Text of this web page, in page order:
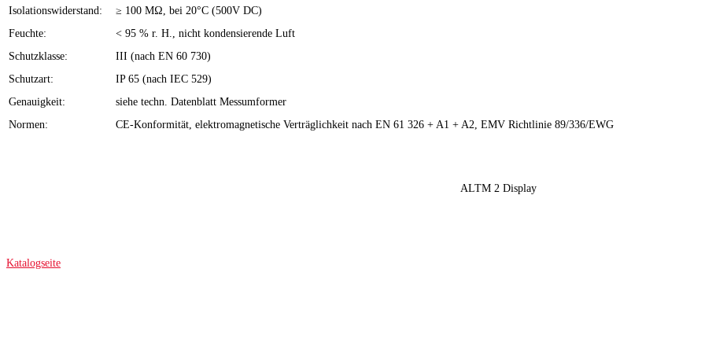
Isolationswiderstand:
≥ 100 MΩ, bei 20°C (500V DC)
Feuchte:
< 95 % r. H., nicht kondensierende Luft
Schutzklasse:
III (nach EN 60 730)
Schutzart:
IP 65 (nach IEC 529)
Genauigkeit:
siehe techn. Datenblatt Messumformer
Normen:
CE-Konformität, elektromagnetische Verträglichkeit nach EN 61 326 + A1 + A2, EMV Richtlinie 89/336/EWG
ALTM 2 Display
Katalogseite